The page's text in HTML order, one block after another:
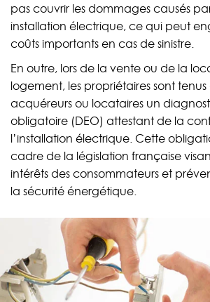
pas couvrir les dommages causés
installation électrique, ce qui peut
coûts importants en cas de sinistre.
En outre, lors de la vente ou de la
logement, les propriétaires sont
acquéreurs ou locataires un
obligatoire (DEO) attestant de la
l’installation électrique. Cette
cadre de la législation française
intérêts des consommateurs et
la sécurité énergétique.